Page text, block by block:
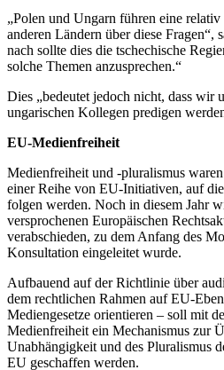
„Polen und Ungarn führen eine
anderen Ländern über diese Fragen“,
nach sollte dies die tschechische
solche Themen anzusprechen.“
Dies „bedeutet jedoch nicht, dass wir
ungarischen Kollegen predigen
EU-Medienfreiheit
Medienfreiheit und -pluralismus
einer Reihe von EU-Initiativen, auf
folgen werden. Noch in diesem Jahr
versprochenen Europäischen
verabschieden, zu dem Anfang des
Konsultation eingeleitet wurde.
Aufbauend auf der Richtlinie über
dem rechtlichen Rahmen auf EU-
Mediengesetze orientieren – soll mit
Medienfreiheit ein Mechanismus zur
Unabhängigkeit und des Pluralismus
EU geschaffen werden.